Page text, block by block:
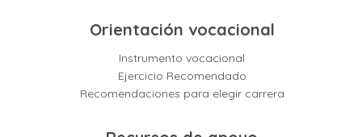
Orientación vocacional
Instrumento vocacional
Ejercicio Recomendado
Recomendaciones para elegir carrera